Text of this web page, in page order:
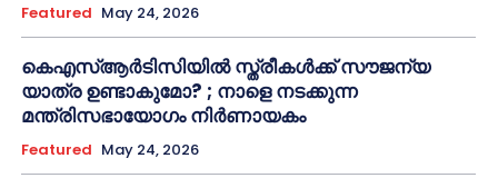
Featured May 24, 2026
കെഎസ്ആർടിസിയിൽ സ്ത്രീകൾക്ക് സൗജന്യ
യാത്ര ഉണ്ടാകുമോ? ; നാളെ നടക്കുന്ന
മന്ത്രിസഭായോഗം നിർണായകം
Featured May 24, 2026